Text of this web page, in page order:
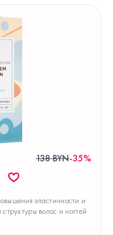
138 BYN-35%
эластичности и
волос и ногтей